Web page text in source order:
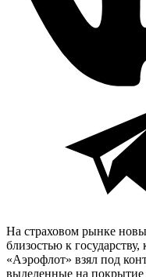
На страховом рынке
близостью к
«Аэрофлот» взял под
выделенные на